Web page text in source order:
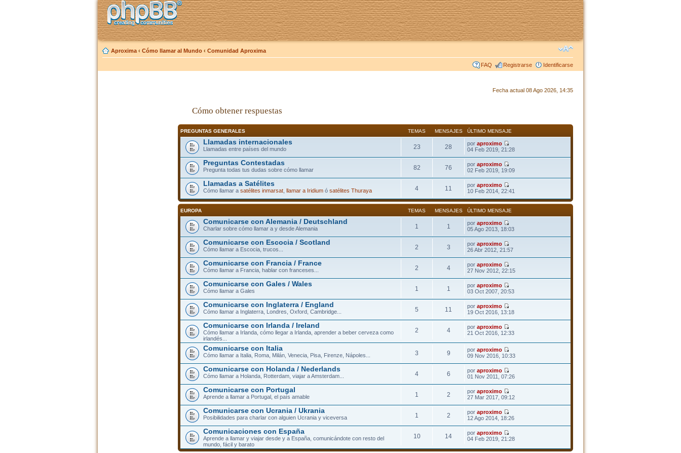
Aproxima ‹ Cómo llamar al Mundo ‹ Comunidad Aproxima
FAQ Registrarse Identificarse
Fecha actual 08 Ago 2026, 14:35
Cómo obtener respuestas
PREGUNTAS GENERALES TEMAS MENSAJES ÚLTIMO MENSAJE
Llamadas internacionales
Llamadas entre países del mundo 23 28 poraproximo
04 Feb 2019, 21:28
Preguntas Contestadas
Pregunta todas tus dudas sobre cómo llamar 82 76 poraproximo
02 Feb 2019, 19:09
Llamadas a Satélites
Cómo llamar a satélites inmarsat, llamar a Iridiumó satélites Thuraya 4 11 poraproximo
10 Feb 2014, 22:41
EUROPA TEMAS MENSAJES ÚLTIMO MENSAJE
Comunicarse con Alemania / Deutschland
Charlar sobre cómo llamar a y desde Alemania 1 1 poraproximo
05 Ago 2013, 18:03
Comunicarse con Escocia / Scotland
Cómo llamar a Escocia, trucos... 2 3 poraproximo
26 Abr 2012, 21:57
Comunicarse con Francia / France
Cómo llamar a Francia, hablar con franceses... 2 4 poraproximo
27 Nov 2012, 22:15
Comunicarse con Gales / Wales
Cómo llamar a Gales 1 1 poraproximo
03 Oct 2007, 20:53
Comunicarse con Inglaterra / England
Cómo llamar a Inglaterra, Londres, Oxford, Cambridge... 5 11 poraproximo
19 Oct 2016, 13:18
Comunicarse con Irlanda / Ireland
Cómo llamar a Irlanda, cómo llegar a Irlanda, aprender a beber cerveza como
irlandés...
2 4 poraproximo
21 Oct 2016, 12:33
Comunicarse con Italia
Cómo llamar a Italia, Roma, Milán, Venecia, Pisa, Firenze, Nápoles... 3 9 poraproximo
09 Nov 2016, 10:33
Comunicarse con Holanda / Nederlands
Cómo llamar a Holanda, Rotterdam, viajar a Amsterdam... 4 6 poraproximo
01 Nov 2011, 07:26
Comunicarse con Portugal
Aprende a llamar a Portugal, el país amable 1 2 poraproximo
27 Mar 2017, 09:12
Comunicarse con Ucrania / Ukrania
Posibilidades para charlar con alguien Ucrania y viceversa 1 2 poraproximo
12 Ago 2014, 18:26
Comunicaciones con España
Aprende a llamar y viajar desde y a España, comunicándote con resto del
mundo, fácil y barato
10 14 poraproximo
04 Feb 2019, 21:28